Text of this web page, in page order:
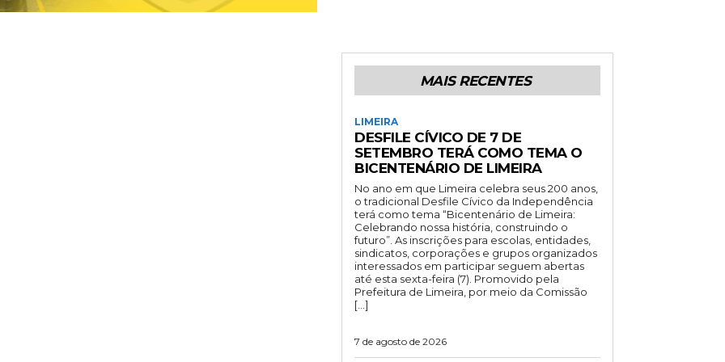
MAIS RECENTES
LIMEIRA
DESFILE CÍVICO DE 7 DE
SETEMBRO TERÁ COMO TEMA O
BICENTENÁRIO DE LIMEIRA
No ano em que Limeira celebra seus 200 anos,
o tradicional Desfile Cívico da Independência
terá como tema “Bicentenário de Limeira:
Celebrando nossa história, construindo o
futuro”. As inscrições para escolas, entidades,
sindicatos, corporações e grupos organizados
interessados em participar seguem abertas
até esta sexta-feira (7). Promovido pela
Prefeitura de Limeira, por meio da Comissão
[…]
7 de agosto de 2026